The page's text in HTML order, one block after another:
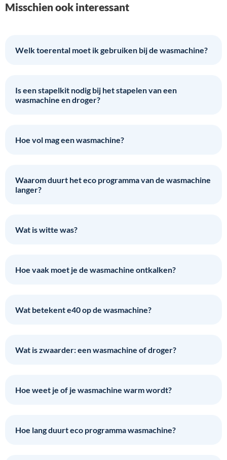
Misschien ook interessant
Welk toerental moet ik gebruiken bij de wasmachine?
Is een stapelkit nodig bij het stapelen van een
wasmachine en droger?
Hoe vol mag een wasmachine?
Waarom duurt het eco programma van de wasmachine
langer?
Wat is witte was?
Hoe vaak moet je de wasmachine ontkalken?
Wat betekent e40 op de wasmachine?
Wat is zwaarder: een wasmachine of droger?
Hoe weet je of je wasmachine warm wordt?
Hoe lang duurt eco programma wasmachine?